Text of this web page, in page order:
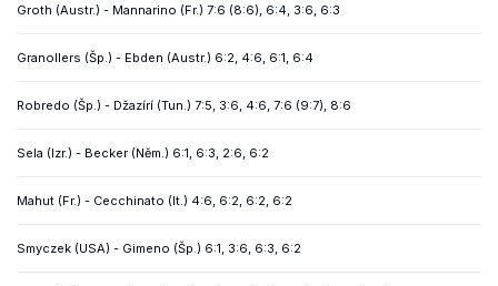
Groth (Austr.) - Mannarino (Fr.) 7:6 (8:6), 6:4, 3:6, 6:3
Granollers (Šp.) - Ebden (Austr.) 6:2, 4:6, 6:1, 6:4
Robredo (Šp.) - Džazírí (Tun.) 7:5, 3:6, 4:6, 7:6 (9:7), 8:6
Sela (Izr.) - Becker (Něm.) 6:1, 6:3, 2:6, 6:2
Mahut (Fr.) - Cecchinato (It.) 4:6, 6:2, 6:2, 6:2
Smyczek (USA) - Gimeno (Šp.) 6:1, 3:6, 6:3, 6:2